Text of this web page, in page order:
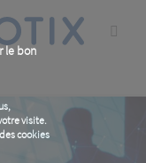
le bon
visite.
cookies